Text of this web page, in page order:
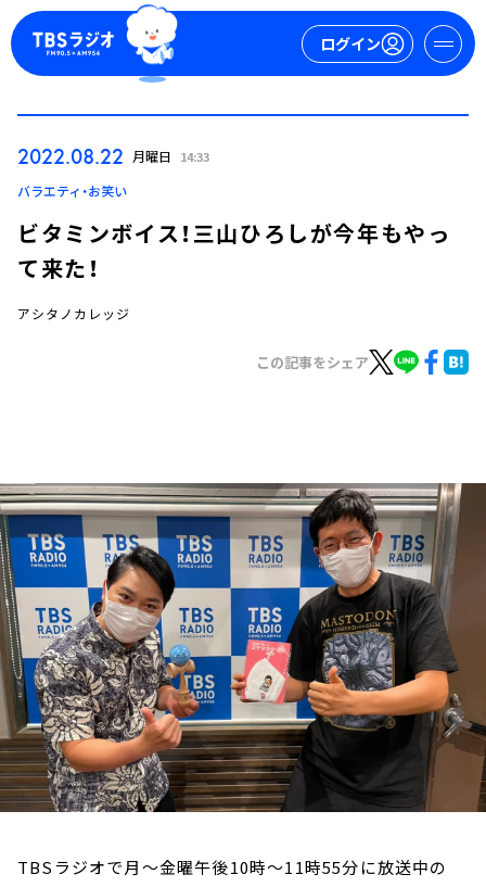
ログイン
ログイン
お知らせ
イベント・グッズ
YouTube
会社情報
2022.08.22 月曜日 14:33
バラエティ・お笑い
ビタミンボイス！三山ひろしが今年もやっ
て来た！
アシタノカレッジ
この記事をシェア
TBSラジオで月～金曜午後10時～11時55分に放送中の